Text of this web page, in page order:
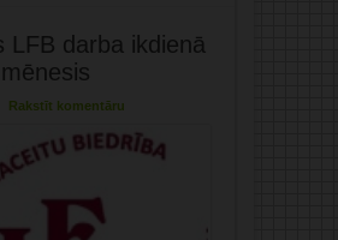
LFB darba ikdienā
Rakstīt komentāru